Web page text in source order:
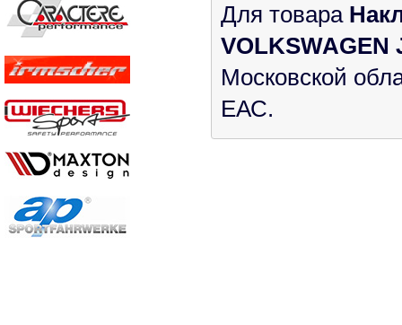
Для товара
VOLKSWAGEN
Московской
ЕАС.